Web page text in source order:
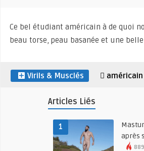
Ce bel étudiant américain à de quoi
beau torse, peau basanée et une
Virils & Musclés américain
Articles Liés
1
après